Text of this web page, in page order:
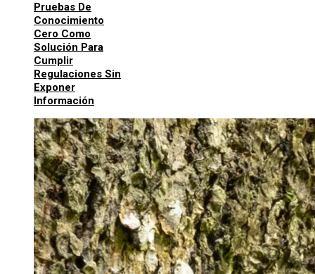
Pruebas De
Conocimiento
Cero Como
Solución Para
Cumplir
Regulaciones Sin
Exponer
Información